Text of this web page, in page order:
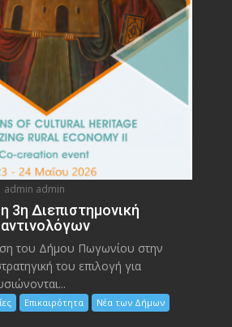
admin admin
3η Διεπιστημονική
του Δήμου Πωγωνίου στην
του επιλογή για
Επικαιρότητα Νέα των Δήμων